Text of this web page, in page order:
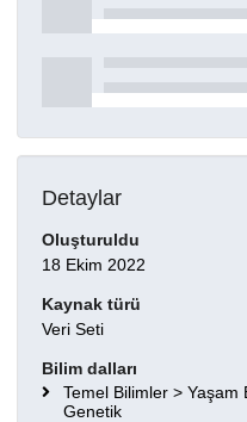
Detaylar
Oluşturuldu
18 Ekim 2022
Kaynak türü
Veri Seti
Bilim dalları
Temel Bilimler >
Genetik